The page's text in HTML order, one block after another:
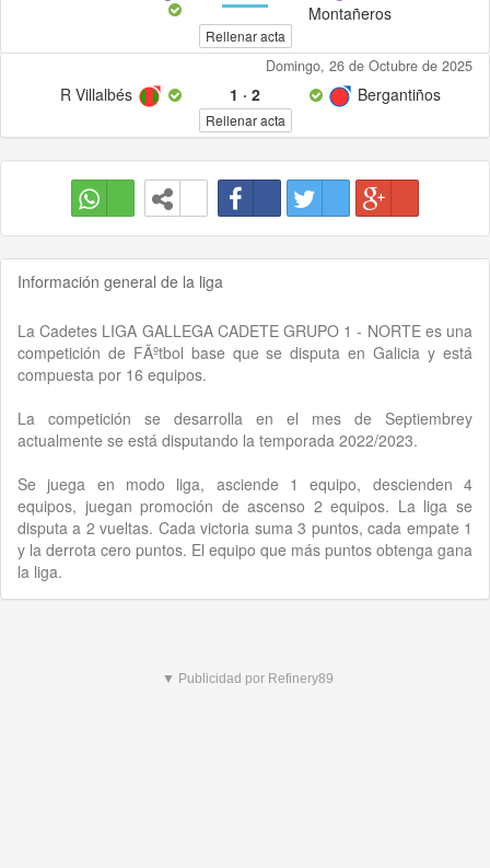
Montañeros
Rellenar acta
Domingo, 26 de Octubre de 2025
R Villalbés 1 · 2 Bergantiños
Rellenar acta
Información general de la liga
La Cadetes LIGA GALLEGA CADETE GRUPO 1 - NORTE es una
competición de FÃºtbol base que se disputa en Galicia y está
compuesta por 16 equipos.
La competición se desarrolla en el mes de Septiembrey
actualmente se está disputando la temporada 2022/2023.
Se juega en modo liga, asciende 1 equipo, descienden 4
equipos, juegan promoción de ascenso 2 equipos. La liga se
disputa a 2 vueltas. Cada victoria suma 3 puntos, cada empate 1
y la derrota cero puntos. El equipo que más puntos obtenga gana
la liga.
▼ Publicidad por Refinery89